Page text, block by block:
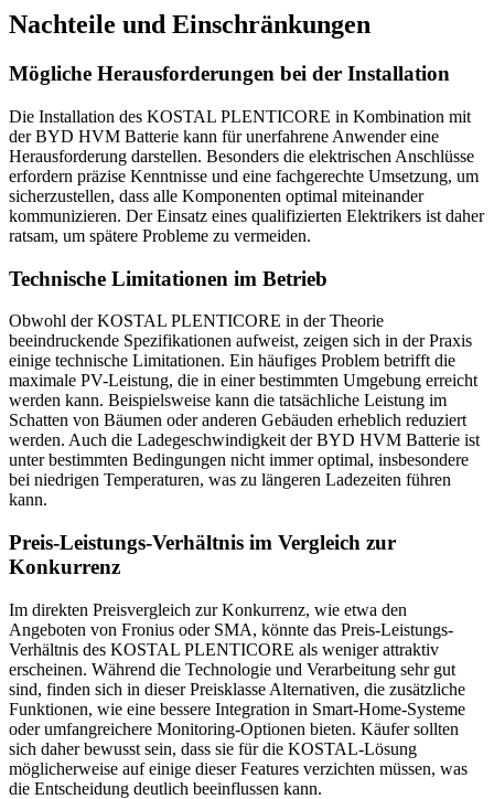
Nachteile und Einschränkungen
Mögliche Herausforderungen bei der Installation
Die Installation des KOSTAL PLENTICORE in Kombination mit
der BYD HVM Batterie kann für unerfahrene Anwender eine
Herausforderung darstellen. Besonders die elektrischen Anschlüsse
erfordern präzise Kenntnisse und eine fachgerechte Umsetzung, um
sicherzustellen, dass alle Komponenten optimal miteinander
kommunizieren. Der Einsatz eines qualifizierten Elektrikers ist daher
ratsam, um spätere Probleme zu vermeiden.
Technische Limitationen im Betrieb
Obwohl der KOSTAL PLENTICORE in der Theorie
beeindruckende Spezifikationen aufweist, zeigen sich in der Praxis
einige technische Limitationen. Ein häufiges Problem betrifft die
maximale PV-Leistung, die in einer bestimmten Umgebung erreicht
werden kann. Beispielsweise kann die tatsächliche Leistung im
Schatten von Bäumen oder anderen Gebäuden erheblich reduziert
werden. Auch die Ladegeschwindigkeit der BYD HVM Batterie ist
unter bestimmten Bedingungen nicht immer optimal, insbesondere
bei niedrigen Temperaturen, was zu längeren Ladezeiten führen
kann.
Preis-Leistungs-Verhältnis im Vergleich zur
Konkurrenz
Im direkten Preisvergleich zur Konkurrenz, wie etwa den
Angeboten von Fronius oder SMA, könnte das Preis-Leistungs-
Verhältnis des KOSTAL PLENTICORE als weniger attraktiv
erscheinen. Während die Technologie und Verarbeitung sehr gut
sind, finden sich in dieser Preisklasse Alternativen, die zusätzliche
Funktionen, wie eine bessere Integration in Smart-Home-Systeme
oder umfangreichere Monitoring-Optionen bieten. Käufer sollten
sich daher bewusst sein, dass sie für die KOSTAL-Lösung
möglicherweise auf einige dieser Features verzichten müssen, was
die Entscheidung deutlich beeinflussen kann.